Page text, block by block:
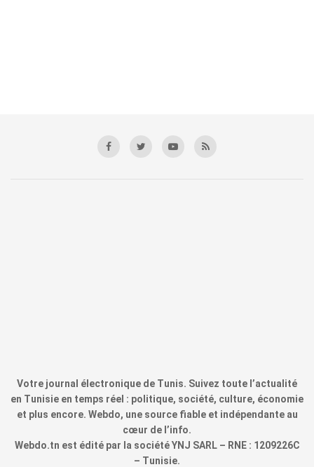
Votre journal électronique de Tunis. Suivez toute l’actualité
en Tunisie en temps réel : politique, société, culture, économie
et plus encore. Webdo, une source fiable et indépendante au
cœur de l’info.
Webdo.tn est édité par la société YNJ SARL – RNE : 1209226C
– Tunisie.